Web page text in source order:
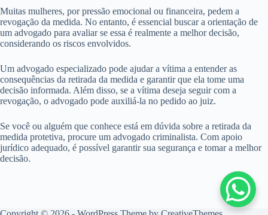
Muitas mulheres, por pressão emocional ou financeira, pedem a
revogação da medida. No entanto, é essencial buscar a orientação de
um advogado para avaliar se essa é realmente a melhor decisão,
considerando os riscos envolvidos.
Um advogado especializado pode ajudar a vítima a entender as
consequências da retirada da medida e garantir que ela tome uma
decisão informada. Além disso, se a vítima deseja seguir com a
revogação, o advogado pode auxiliá-la no pedido ao juiz.
Se você ou alguém que conhece está em dúvida sobre a retirada da
medida protetiva, procure um advogado criminalista. Com apoio
jurídico adequado, é possível garantir sua segurança e tomar a melhor
decisão.